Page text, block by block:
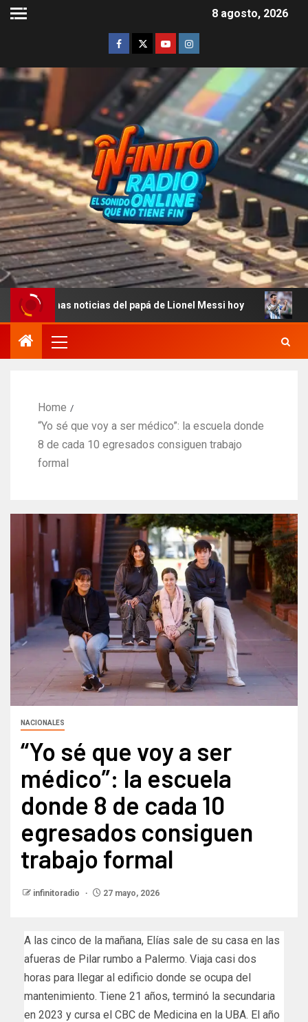
8 agosto, 2026
del papá de Lionel Messi hoy La última
Home
“Yo sé que voy a ser médico”: la escuela donde
8 de cada 10 egresados consiguen trabajo
formal
NACIONALES
“Yo sé que voy a ser
médico”: la escuela
donde 8 de cada 10
egresados consiguen
trabajo formal
infinitoradio 27 mayo, 2026
A las cinco de la mañana, Elías sale de su casa en las
afueras de Pilar rumbo a Palermo. Viaja casi dos
horas para llegar al edificio donde se ocupa del
mantenimiento. Tiene 21 años, terminó la secundaria
en 2023 y cursa el CBC de Medicina en la UBA. El año